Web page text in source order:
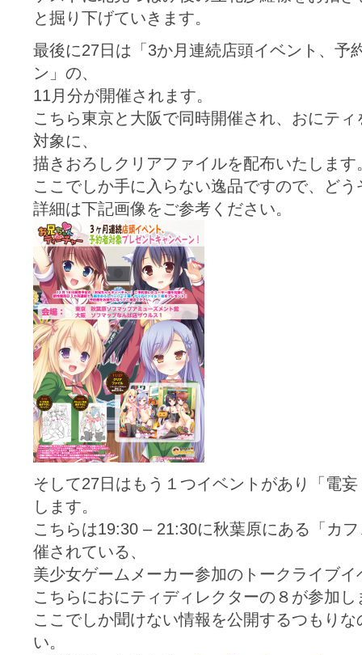
と掘り下げていきます。
最後に27日は「3か月連続店頭イベント、予
ン」の、
11月分が開催されます。
こちら東京と大阪で同時開催され、おにテ
対象に、
描きおろしクリアファイルを配布いたします
ここでしか手に入らない逸品ですので、ど
詳細は下記画像をご参考ください。
そして27日はもう１つイベントがあり「電
します。
こちらは19:30 – 21:30に秋葉原にある「カ
催されている、
美少女ゲームメーカー参加のトークライブイ
こちらにおにティディレクターの８が参加し
ここでしか聞けない情報を公開するつもり
い。